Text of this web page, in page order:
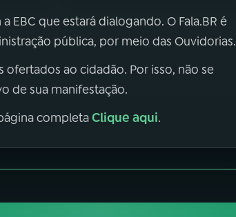
EBC que estará dialogando. O Fala.BR é
pública, por meio das Ouvidorias.
ofertados ao cidadão. Por isso, não se
de sua manifestação.
completaClique aqui.